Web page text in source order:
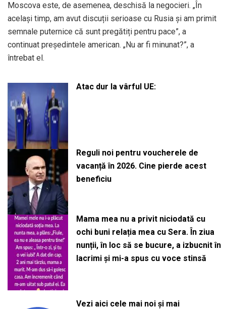
Moscova este, de asemenea, deschisă la negocieri. „În
același timp, am avut discuții serioase cu Rusia și am primit
semnale puternice că sunt pregătiți pentru pace”, a
continuat președintele american. „Nu ar fi minunat?”, a
întrebat el.
Atac dur la vârful UE:
Reguli noi pentru voucherele de
vacanță în 2026. Cine pierde acest
beneficiu
Mama mea nu a privit niciodată cu
ochi buni relația mea cu Sera. În ziua
nunții, în loc să se bucure, a izbucnit în
lacrimi și mi-a spus cu voce stinsă
Vezi aici cele mai noi și mai